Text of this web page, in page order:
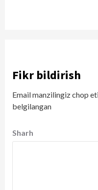
Fikr bildirish
Email manzilingiz chop
belgilangan
Sharh